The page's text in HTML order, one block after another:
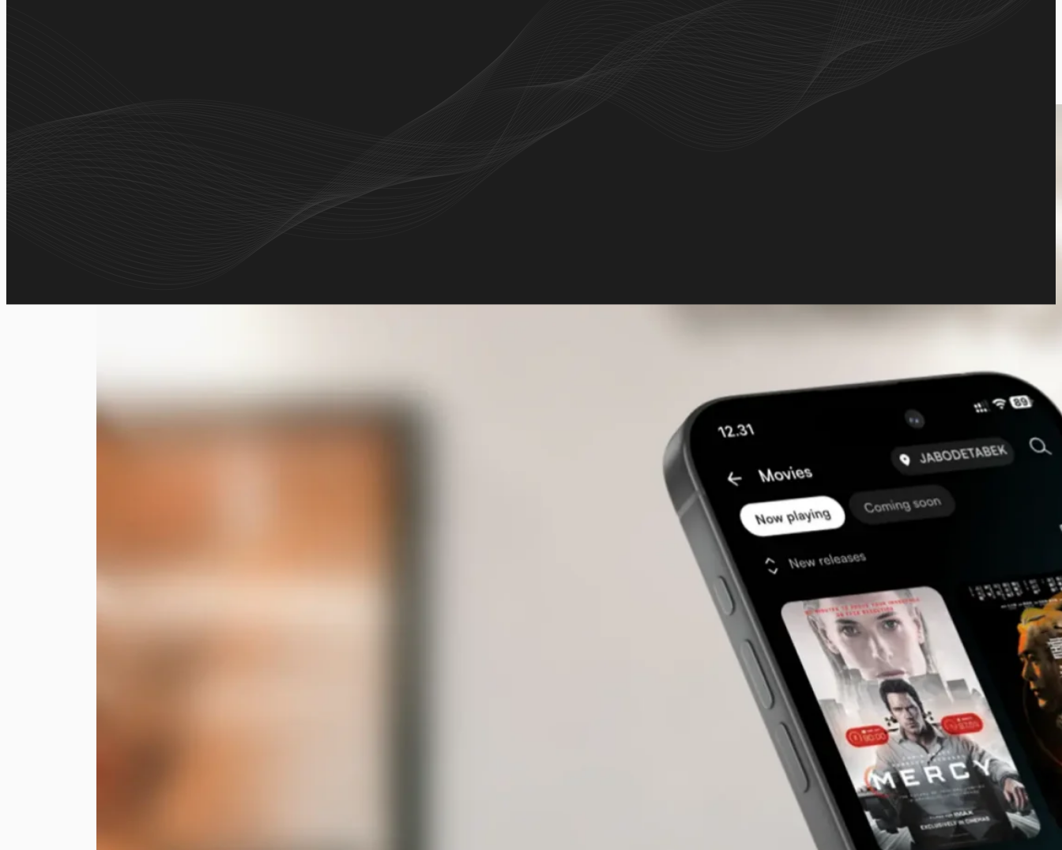
Aplikasi film resmi yang menghadirkan jadwal tayang lengkap serta pemesanan tiket online yang